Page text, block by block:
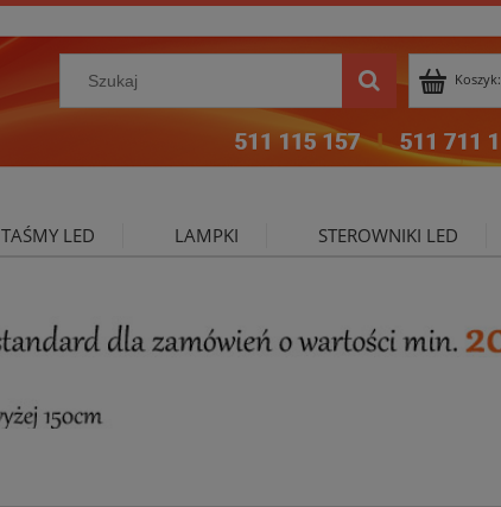
Koszyk:
TAŚMY LED LAMPKI STEROWNIKI LED